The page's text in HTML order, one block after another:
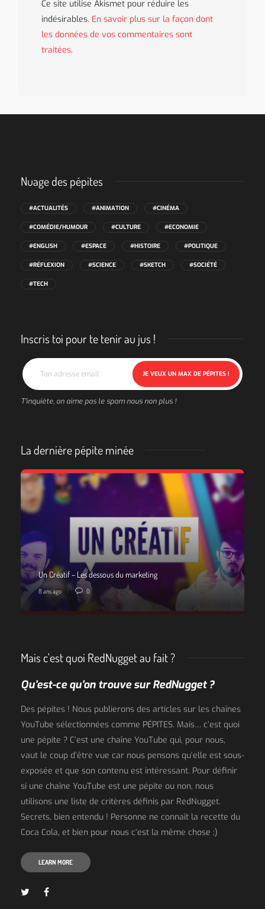
Ce site utilise Akismet pour réduire les
indésirables. En savoir plus sur la façon dont
les données de vos commentaires sont
traitées.
Nuage des pépites
#ACTUALITÉS #ANIMATION #CINÉMA
#COMÉDIE/HUMOUR #CULTURE #ECONOMIE
#ENGLISH #ESPACE #HISTOIRE #POLITIQUE
#RÉFLEXION #SCIENCE #SKETCH #SOCIÉTÉ
#TECH
Inscris toi pour te tenir au jus !
T'inquiète, on aime pas le spam nous non plus !
La dernière pépite minée
Un Créatif – Les dessous du marketing
8 ans ago 0
Mais c'est quoi RedNugget au fait ?
Qu’est-ce qu’on trouve sur RedNugget ?
Des pépites ! Nous publierons des articles sur les chaînes
YouTube sélectionnées comme PÉPITES. Mais… c’est quoi
une pépite ? C’est une chaîne YouTube qui, pour nous,
vaut le coup d’être vue car nous pensons qu’elle est sous-
exposée et que son contenu est intéressant. Pour définir
si une chaîne YouTube est une pépite ou non, nous
utilisons une liste de critères définis par RedNugget.
Secrets, bien entendu ! Personne ne connaît la recette du
Coca Cola, et bien pour nous c’est la même chose ;)
LEARN MORE